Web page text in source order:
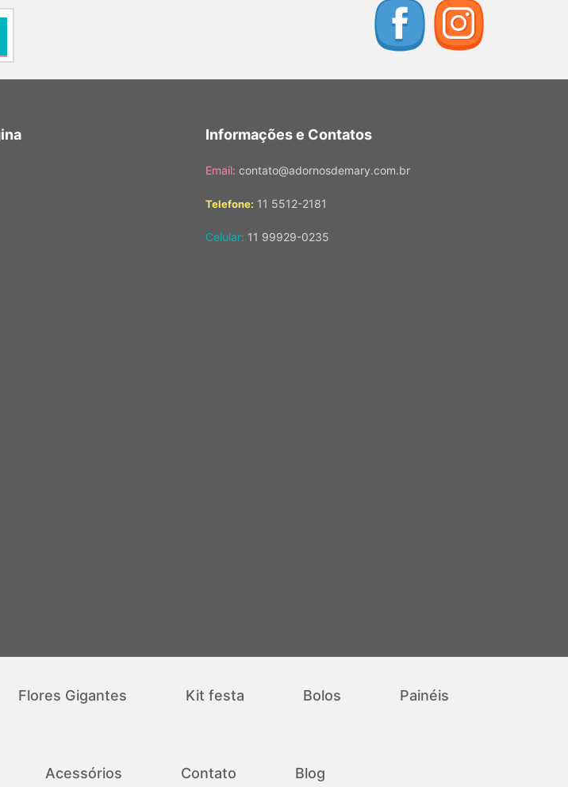
VISUALIZAR
Informações e Contatos
Email: contato@adornosdemary.com.br
Telefone: 11 5512-2181
Celular: 11 99929-0235
Flores Gigantes Kit festa Bolos Painéis
Acessórios Contato Blog